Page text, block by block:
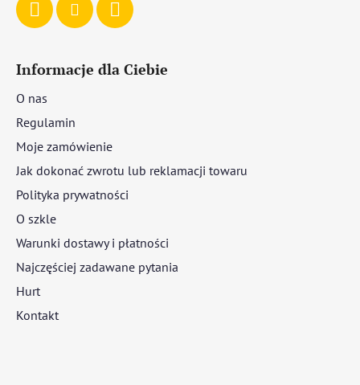
Informacje dla Ciebie
O nas
Regulamin
Moje zamówienie
Jak dokonać zwrotu lub reklamacji towaru
Polityka prywatności
O szkle
Warunki dostawy i płatności
Najczęściej zadawane pytania
Hurt
Kontakt